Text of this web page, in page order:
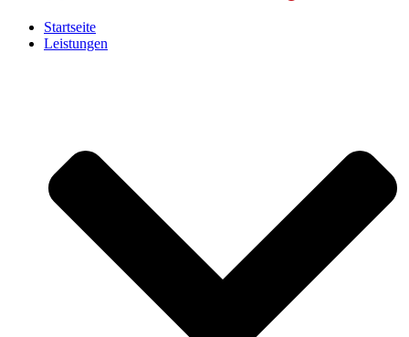
Startseite
Leistungen